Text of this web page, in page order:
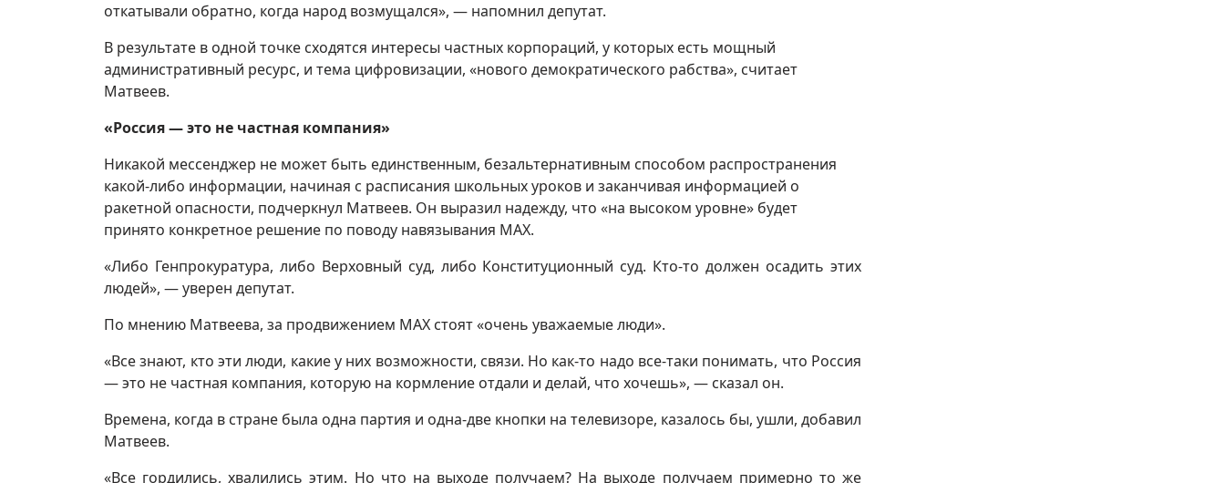
откатывали обратно, когда народ возмущался», — напомнил депутат.
В результате в одной точке сходятся интересы частных корпораций, у которых есть мощный
административный ресурс, и тема цифровизации, «нового демократического рабства», считает
Матвеев.
«Россия — это не частная компания»
Никакой мессенджер не может быть единственным, безальтернативным способом распространения
какой-либо информации, начиная с расписания школьных уроков и заканчивая информацией о
ракетной опасности, подчеркнул Матвеев. Он выразил надежду, что «на высоком уровне» будет
принято конкретное решение по поводу навязывания MAX.
«Либо Генпрокуратура, либо Верховный суд, либо Конституционный суд. Кто-то должен осадить этих
людей», — уверен депутат.
По мнению Матвеева, за продвижением MAX стоят «очень уважаемые люди».
«Все знают, кто эти люди, какие у них возможности, связи. Но как-то надо все-таки понимать, что Россия
— это не частная компания, которую на кормление отдали и делай, что хочешь», — сказал он.
Времена, когда в стране была одна партия и одна-две кнопки на телевизоре, казалось бы, ушли, добавил
Матвеев.
«Все гордились, хвалились этим. Но что на выходе получаем? На выходе получаем примерно то же